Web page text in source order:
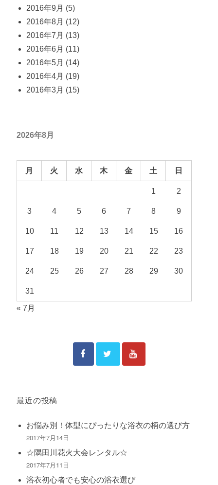
2016年9月 (5)
2016年8月 (12)
2016年7月 (13)
2016年6月 (11)
2016年5月 (14)
2016年4月 (19)
2016年3月 (15)
2026年8月
月 火 水 木 金 土 日
1 2
3 4 5 6 7 8 9
10 11 12 13 14 15 16
17 18 19 20 21 22 23
24 25 26 27 28 29 30
31
« 7月
最近の投稿
お悩み別！体型にぴったりな浴衣の柄の選び方
2017年7月14日
☆隅田川花火大会レンタル☆
2017年7月11日
浴衣初心者でも安心の浴衣選び